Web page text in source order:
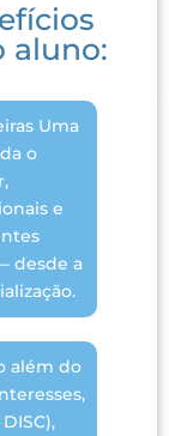
aluno:
Uma
o
e
desde a
além do